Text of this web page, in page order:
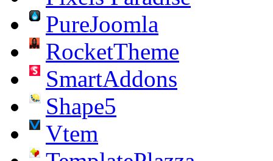
PureJoomla
RocketTheme
SmartAddons
Shape5
Vtem